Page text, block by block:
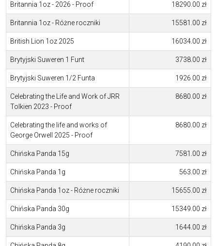
Britannia 1oz - 2026 - Proof 18290.00 zł
Britannia 1oz - Różne roczniki 15581.00 zł
British Lion 1oz 2025 16034.00 zł
Brytyjski Suweren 1 Funt 3738.00 zł
Brytyjski Suweren 1/2 Funta 1926.00 zł
Celebrating the Life and Work of JRR
Tolkien 2023 - Proof
8680.00 zł
Celebrating the life and works of
George Orwell 2025 - Proof
8680.00 zł
Chińska Panda 15g 7581.00 zł
Chińska Panda 1g 563.00 zł
Chińska Panda 1oz - Różne roczniki 15655.00 zł
Chińska Panda 30g 15349.00 zł
Chińska Panda 3g 1644.00 zł